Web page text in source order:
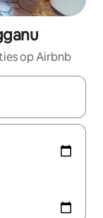
op Airbnb
je een keuze